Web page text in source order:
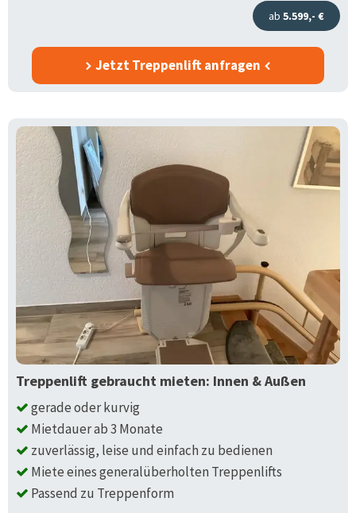
ab 5.599,- €
Jetzt Treppenlift anfragen
Treppenlift gebraucht mieten: Innen & Außen
gerade oder kurvig
Mietdauer ab 3 Monate
zuverlässig, leise und einfach zu bedienen
Miete eines generalüberholten Treppenlifts
Passend zu Treppenform